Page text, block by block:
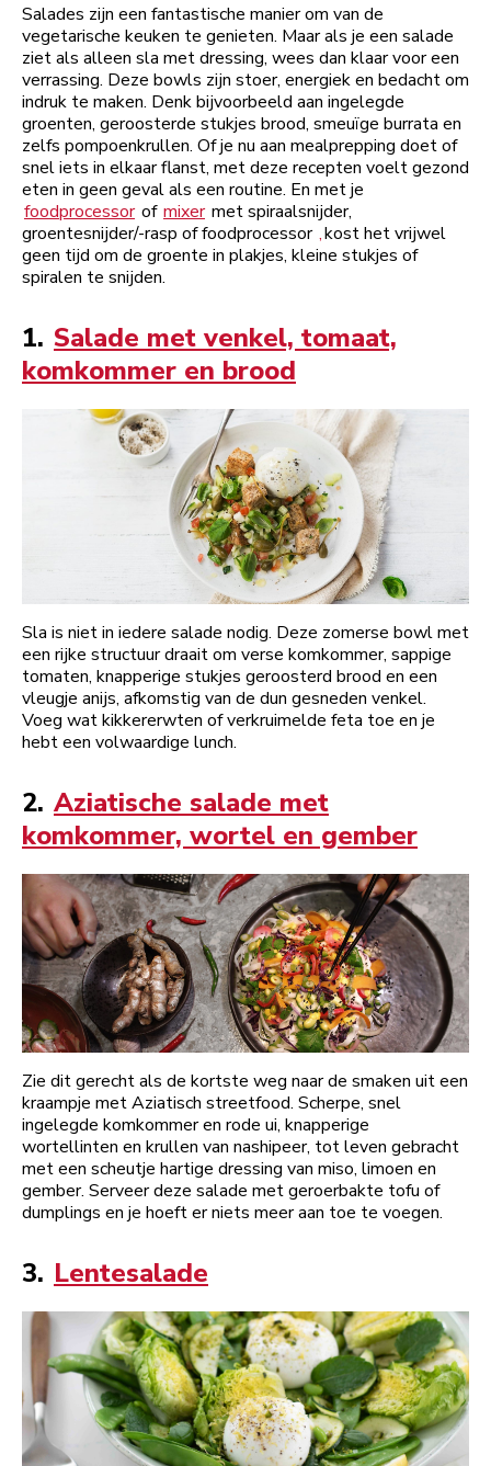
Salades zijn een fantastische manier om van de
vegetarische keuken te genieten. Maar als je een salade
ziet als alleen sla met dressing, wees dan klaar voor een
verrassing. Deze bowls zijn stoer, energiek en bedacht om
indruk te maken. Denk bijvoorbeeld aan ingelegde
groenten, geroosterde stukjes brood, smeuïge burrata en
zelfs pompoenkrullen. Of je nu aan mealprepping doet of
snel iets in elkaar flanst, met deze recepten voelt gezond
eten in geen geval als een routine. En met je
foodprocessor of mixer met spiraalsnijder,
groentesnijder/-rasp of foodprocessor ,kost het vrijwel
geen tijd om de groente in plakjes, kleine stukjes of
spiralen te snijden.
1. Salade met venkel, tomaat,
komkommer en brood
Sla is niet in iedere salade nodig. Deze zomerse bowl met
een rijke structuur draait om verse komkommer, sappige
tomaten, knapperige stukjes geroosterd brood en een
vleugje anijs, afkomstig van de dun gesneden venkel.
Voeg wat kikkererwten of verkruimelde feta toe en je
hebt een volwaardige lunch.
2. Aziatische salade met
komkommer, wortel en gember
Zie dit gerecht als de kortste weg naar de smaken uit een
kraampje met Aziatisch streetfood. Scherpe, snel
ingelegde komkommer en rode ui, knapperige
wortellinten en krullen van nashipeer, tot leven gebracht
met een scheutje hartige dressing van miso, limoen en
gember. Serveer deze salade met geroerbakte tofu of
dumplings en je hoeft er niets meer aan toe te voegen.
3. Lentesalade